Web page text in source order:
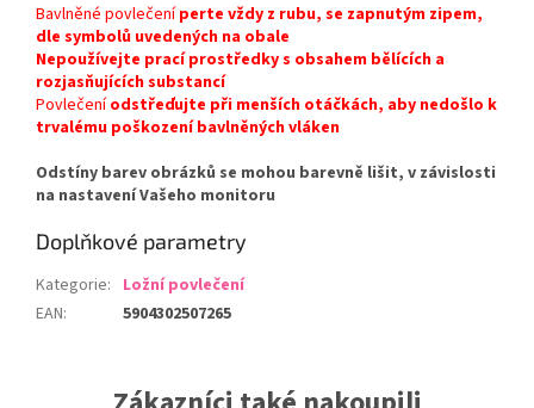
Bavlněné povlečeníperte vždy z rubu, se zapnutým zipem,
dle symbolů uvedených na obale
Nepoužívejte prací prostředky s obsahem bělících a
rozjasňujících substancí
Povlečeníodstřeďujte při menších otáčkách, aby nedošlo k
trvalému poškození bavlněných vláken
Odstíny barev obrázků se mohou barevně lišit, v závislosti
na nastavení Vašeho monitoru
Doplňkové parametry
Kategorie: Ložní povlečení
EAN: 5904302507265